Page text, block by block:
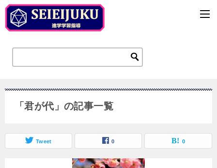
「君が代」の記事一覧
Tweet 0 0